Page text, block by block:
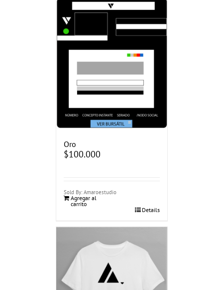
Oro
$100.000
Sold By: Amaroestudio
Agregar al
carrito
Details